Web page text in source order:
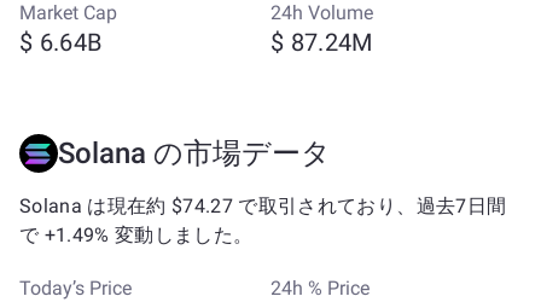
Market Cap
$ 6.64B
24h Volume
$ 87.24M
Solana の市場データ
Solana は現在約 $74.27 で取引されており、過去7日間
で +1.49% 変動しました。
Today’s Price 24h % Price